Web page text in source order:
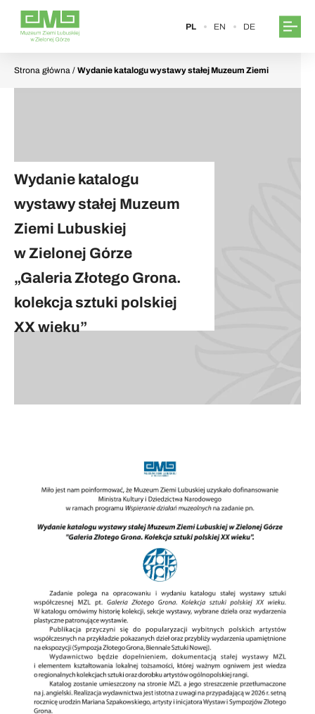
PL EN DE
Strona główna / Wydanie katalogu wystawy stałej Muzeum Ziemi
Wydanie katalogu
wystawy stałej Muzeum
Ziemi Lubuskiej
w Zielonej Górze
„Galeria Złotego Grona.
kolekcja sztuki polskiej
XX wieku”